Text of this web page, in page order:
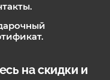
на скидки и